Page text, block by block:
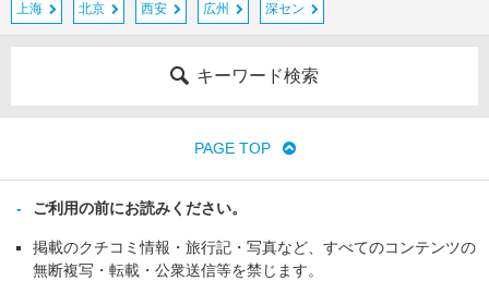
上海 北京 西安 広州 深セン
キーワード検索
PAGE TOP
ご利用の前にお読みください。
掲載のクチコミ情報・旅行記・写真など、すべてのコンテンツの
無断複写・転載・公衆送信等を禁じます。